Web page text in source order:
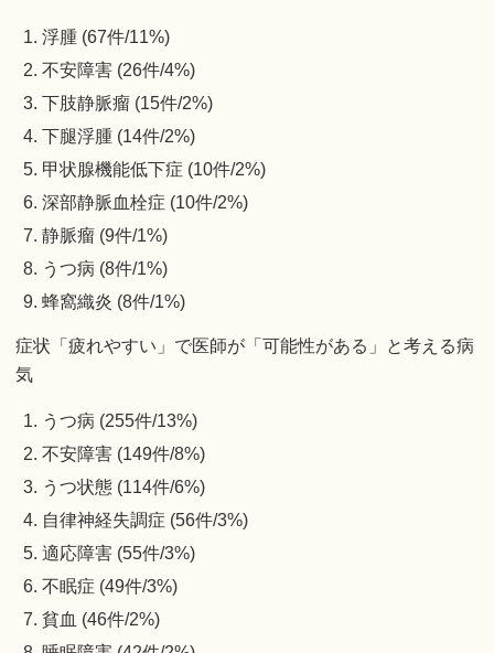
浮腫 (67件/11%)
不安障害 (26件/4%)
下肢静脈瘤 (15件/2%)
下腿浮腫 (14件/2%)
甲状腺機能低下症 (10件/2%)
深部静脈血栓症 (10件/2%)
静脈瘤 (9件/1%)
うつ病 (8件/1%)
蜂窩織炎 (8件/1%)
症状「疲れやすい」で医師が「可能性がある」と考える病
気
うつ病 (255件/13%)
不安障害 (149件/8%)
うつ状態 (114件/6%)
自律神経失調症 (56件/3%)
適応障害 (55件/3%)
不眠症 (49件/3%)
貧血 (46件/2%)